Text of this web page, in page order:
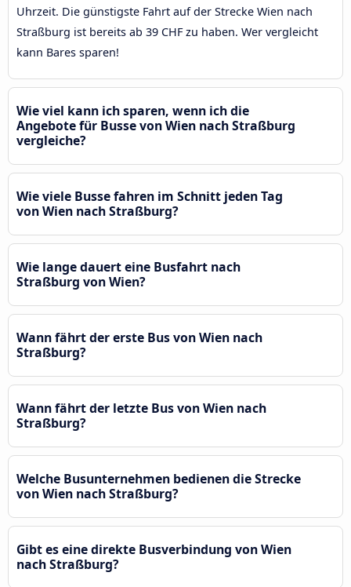
Uhrzeit. Die günstigste Fahrt auf der Strecke Wien nach
Straßburg ist bereits ab 39 CHF zu haben. Wer vergleicht
kann Bares sparen!
Wie viel kann ich sparen, wenn ich die
Angebote für Busse von Wien nach Straßburg
vergleiche?
Wie viele Busse fahren im Schnitt jeden Tag
von Wien nach Straßburg?
Wie lange dauert eine Busfahrt nach
Straßburg von Wien?
Wann fährt der erste Bus von Wien nach
Straßburg?
Wann fährt der letzte Bus von Wien nach
Straßburg?
Welche Busunternehmen bedienen die Strecke
von Wien nach Straßburg?
Gibt es eine direkte Busverbindung von Wien
nach Straßburg?